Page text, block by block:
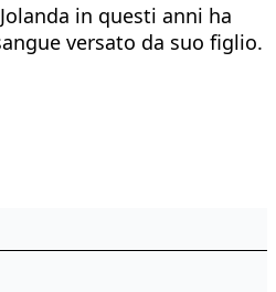
in questi anni ha
versato da suo figlio.